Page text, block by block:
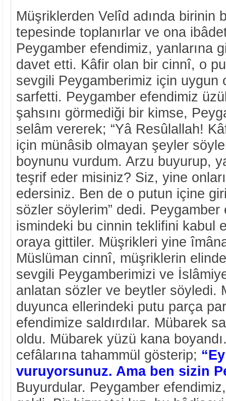
Müşriklerden Velîd adında birinin
tepesinde toplanırlar ve ona
Peygamber efendimiz, yanlarına
davet etti. Kâfir olan bir cinnî, o
sevgili Peygamberimiz için uygun
sarfetti. Peygamber efendimiz
şahsını görmediği bir kimse,
selâm vererek; “Yâ Resûlallah!
için münâsib olmayan şeyler
boynunu vurdum. Arzu buyurup,
teşrif eder misiniz? Siz, yine
edersiniz. Ben de o putun içine
sözler söylerim” dedi.
ismindeki bu cinnin teklifini kabul
oraya gittiler. Müşrikleri yine
Müslüman cinnî, müşriklerin
sevgili Peygamberimizi ve
anlatan sözler ve beytler söyledi.
duyunca ellerindeki putu parça
efendimize saldırdılar. Mübarek
oldu. Mübarek yüzü kana
cefâlarına tahammül gösterip;
vuruyorsunuz. Ama ben sizin
Buyurdular. Peygamber